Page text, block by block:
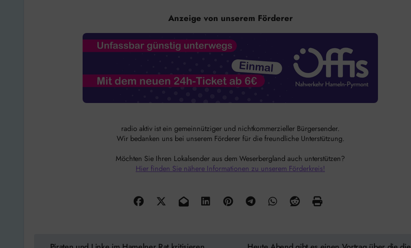
Anzeige von unserem Förderer
radio aktiv ist ein gemeinnütziger und nichtkommerzieller Bürgersender.
Wir bedanken uns bei unserem Förderer für die freundliche Unterstützung.
Möchten Sie Ihren Lokalsender aus dem Weserbergland auch unterstützen?
Hier finden Sie nähere Informationen zu unserem Förderkreis!